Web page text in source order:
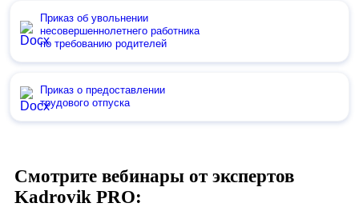
Приказ об увольнении
несовершеннолетнего работника
по требованию родителей
Приказ о предоставлении
трудового отпуска
Смотрите вебинары от экспертов
Kadrovik PRO: